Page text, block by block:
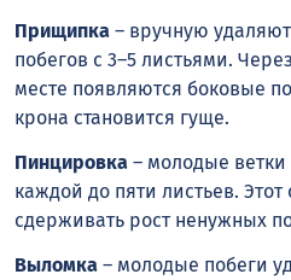
Прищипка – вручную
побегов с 3–5 листьями.
месте появляются боковые
крона становится гуще.
Пинцировка – молодые ветки
каждой до пяти листьев. Этот
сдерживать рост ненужных
Выломка – молодые побеги